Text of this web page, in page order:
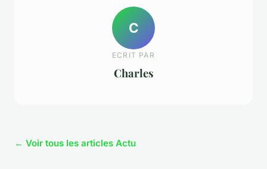
C
ECRIT PAR
Charles
← Voir tous les articles Actu